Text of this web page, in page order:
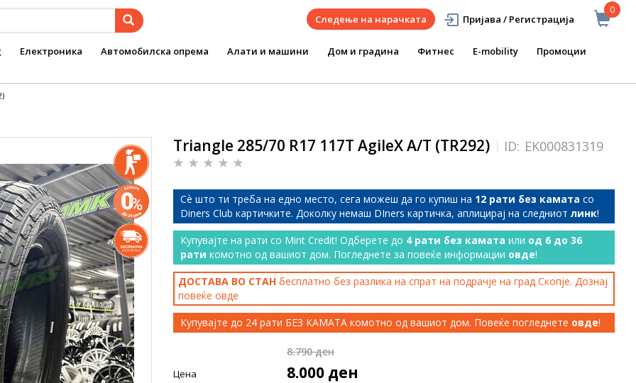
0
Следење на нарачката Пријава / Регистрација
Електроника Автомобилска опрема Алати и машини Дом и градина Фитнес E-mobility Промоции
Triangle 285/70 R17 117T AgileX A/T (TR292) ID: EK000831319
Сѐ што ти треба на едно место, сега можеш да го купиш на 12 рати без камата со
Diners Club картичките. Доколку немаш DIners картичка, аплицирај на следниот линк!
Купувајте на рати со Mint Credit! Одберете до 4 рати без камата или од 6 до 36
рати комотно од вашиот дом. Погледнете за повеќе информации овде!
ДОСТАВА ВО СТАН бесплатно без разлика на спрат на подрачје на град Скопје. Дознај
повеќе овде
Купувајте до 24 рати БЕЗ КАМАТА комотно од вашиот дом. Повеќе погледнете овде!
8.790 ден
Цена 8.000 ден